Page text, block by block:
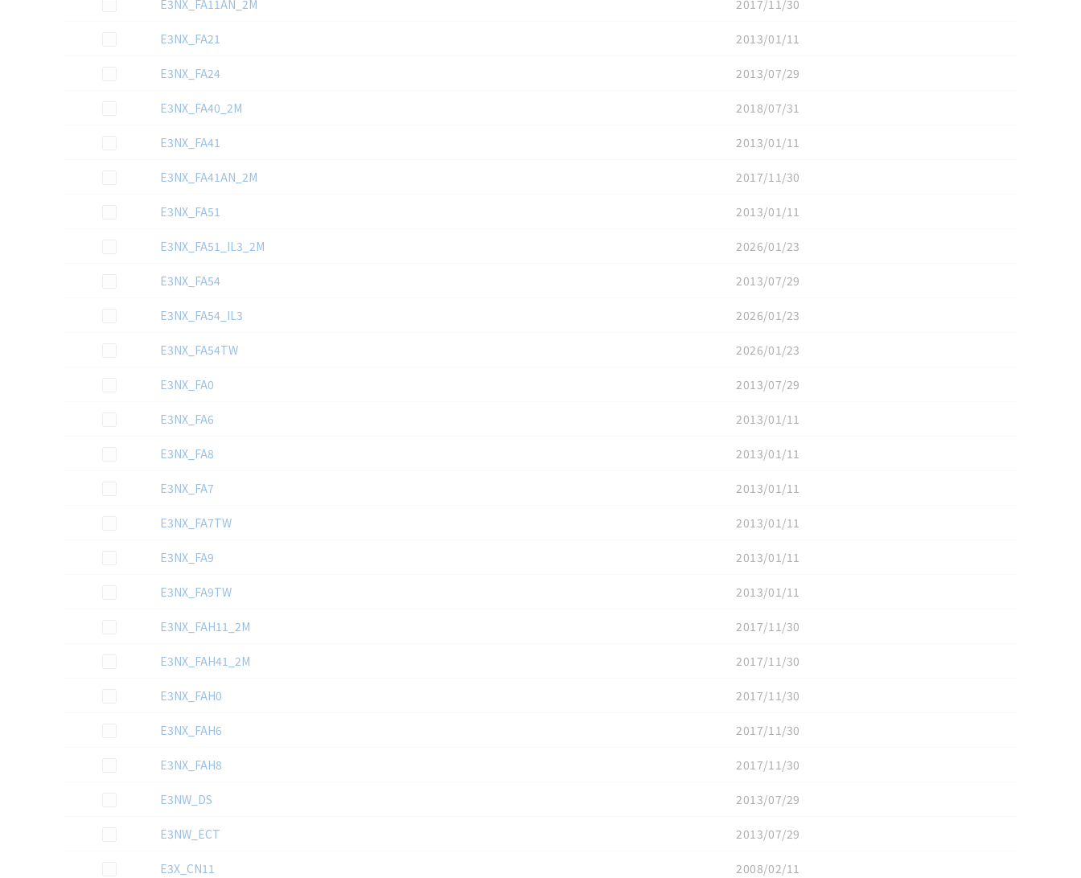
E3NX_FA11AN_2M
2017/11/30
この資料を選択E3NX_FA21
2013/01/11
この資料を選択E3NX_FA24
2013/07/29
この資料を選択E3NX_FA40_2M
2018/07/31
この資料を選択E3NX_FA41
2013/01/11
この資料を選択E3NX_FA41AN_2M
2017/11/30
この資料を選択E3NX_FA51
2013/01/11
この資料を選択E3NX_FA51_IL3_2M
2026/01/23
この資料を選択E3NX_FA54
2013/07/29
この資料を選択E3NX_FA54_IL3
2026/01/23
この資料を選択E3NX_FA54TW
2026/01/23
この資料を選択E3NX_FA0
2013/07/29
この資料を選択E3NX_FA6
2013/01/11
この資料を選択E3NX_FA8
2013/01/11
この資料を選択E3NX_FA7
2013/01/11
この資料を選択E3NX_FA7TW
2013/01/11
この資料を選択E3NX_FA9
2013/01/11
この資料を選択E3NX_FA9TW
2013/01/11
この資料を選択E3NX_FAH11_2M
2017/11/30
この資料を選択E3NX_FAH41_2M
2017/11/30
この資料を選択E3NX_FAH0
2017/11/30
この資料を選択E3NX_FAH6
2017/11/30
この資料を選択E3NX_FAH8
2017/11/30
この資料を選択
E3NW_DS
2013/07/29
この資料を選択E3NW_ECT
2013/07/29
この資料を選択
E3X_CN11
2008/02/11